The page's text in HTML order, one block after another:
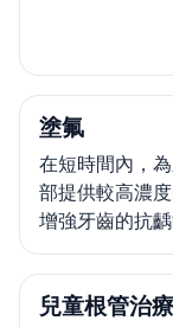
塗氟
在短時間內，
部提供較高濃度
增強牙齒的抗齲
兒童根管治療